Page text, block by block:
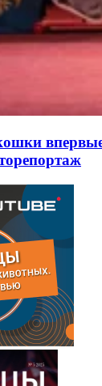
впервые